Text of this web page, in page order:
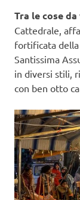
Tra le cose
Cattedrale,
fortificata
Santissima
in diversi stili,
con ben otto